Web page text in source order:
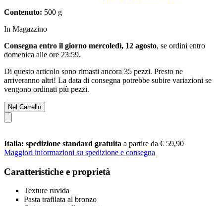
Contenuto: 500 g
In Magazzino
Consegna entro il giorno mercoledì, 12 agosto, se ordini entro
domenica alle ore 23:59.
Di questo articolo sono rimasti ancora 35 pezzi. Presto ne
arriveranno altri! La data di consegna potrebbe subire variazioni se
vengono ordinati più pezzi.
Nel Carrello
Italia: spedizione standard gratuita a partire da € 59,90
Maggiori informazioni su spedizione e consegna
Caratteristiche e proprietà
Texture ruvida
Pasta trafilata al bronzo